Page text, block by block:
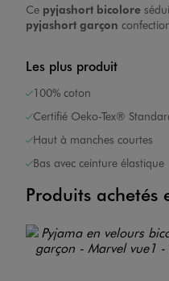
Ce pyjashort bicolore
pyjashort garçon
Les plus produit
100% coton
Certifié Oeko-Tex®
Haut à manches courtes
Bas avec ceinture élastique
Produits achetés